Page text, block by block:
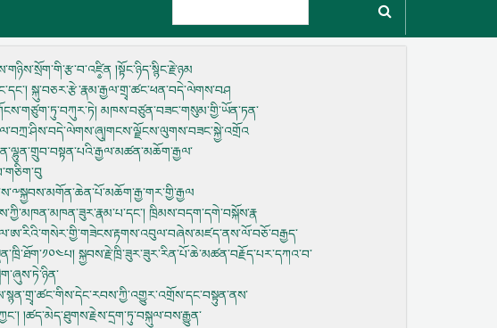
།སྟོང་ཉིད་སྙིང་རྗེ་ཉམ
སྐུ་བཅར་རྩེ་རྣམ་རྒྱལ་གྲྭ་ཚང་ཕན་བདེ་ལེགས་བཤ
མཁས་བཙུན་བཟང་གསུམ་གྱི་ཡོན་ཏན་
ཁྲིམས་བདག་དགེ་བསྐོས་རྣ
སྐྱབས་རྗེ་ཁྲི་ཟུར་ཟུར་རིན་པོ་ཆེ་མཚན་བརྗོད་པར་དཀའ་བ་
།ཚད་མེད་ཐུགས་རྗེས་དྲག་ཏུ་བསྐུལ་བས་རྒྱུན་